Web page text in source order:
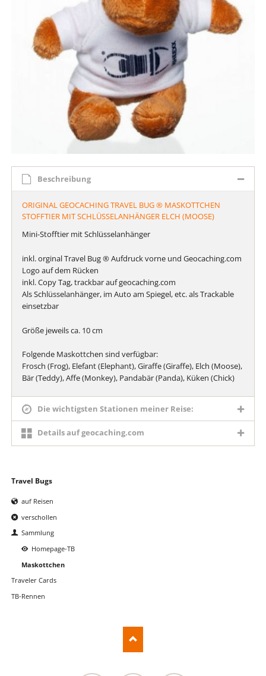
Beschreibung
ORIGINAL GEOCACHING TRAVEL BUG ® MASKOTTCHEN
STOFFTIER MIT SCHLÜSSELANHÄNGER ELCH (MOOSE)
Mini-Stofftier mit Schlüsselanhänger
inkl. orginal Travel Bug ® Aufdruck vorne und Geocaching.com
Logo auf dem Rücken
inkl. Copy Tag, trackbar auf geocaching.com
Als Schlüsselanhänger, im Auto am Spiegel, etc. als Trackable
einsetzbar
Größe jeweils ca. 10 cm
Folgende Maskottchen sind verfügbar:
Frosch (Frog), Elefant (Elephant), Giraffe (Giraffe), Elch (Moose),
Bär (Teddy), Affe (Monkey), Pandabär (Panda), Küken (Chick)
Die wichtigsten Stationen meiner Reise:
Details auf geocaching.com
Navigation
Travel Bugs
auf Reisen
verschollen
Sammlung
Homepage-TB
Maskottchen
Traveler Cards
TB-Rennen